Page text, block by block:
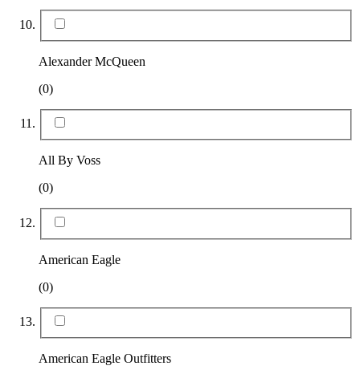
Alexander McQueen
(0)
All By Voss
(0)
American Eagle
(0)
American Eagle Outfitters